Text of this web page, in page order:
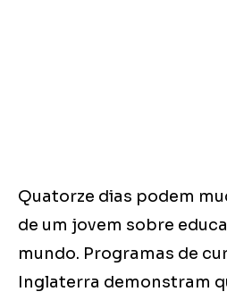
Quatorze dias podem
de um jovem sobre
mundo. Programas de
Inglaterra demonstram